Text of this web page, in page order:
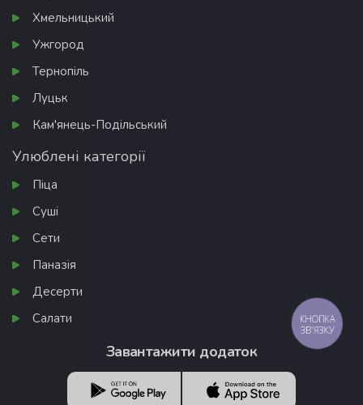
Хмельницький
Ужгород
Тернопіль
Луцьк
Кам'янець-Подільський
Улюблені категорії
Піца
Суші
Сети
Паназія
Десерти
Салати
Завантажити додаток
КНОПКА
ЗВ'ЯЗКУ